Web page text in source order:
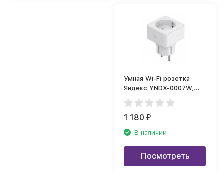
Умная Wi-Fi розетка
Яндекс YNDX-0007W,
белая
1 180₽
В наличии
Посмотреть